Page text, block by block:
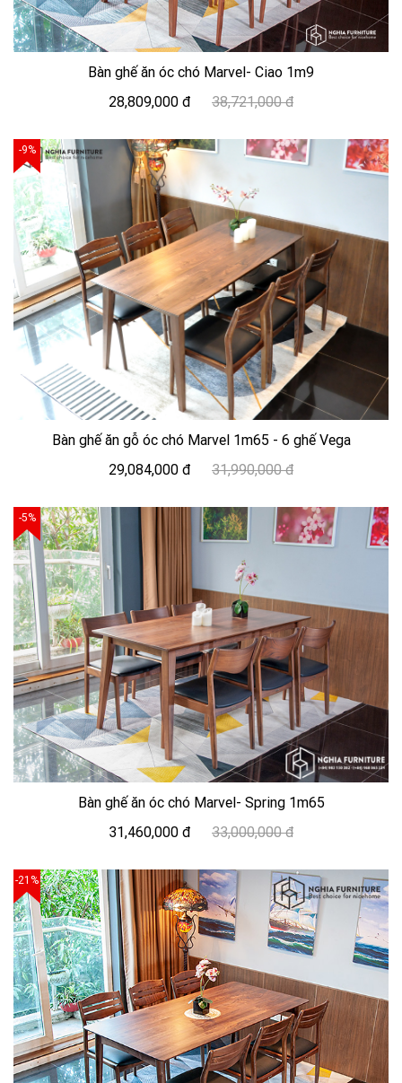
Bàn ghế ăn óc chó Marvel- Ciao 1m9
28,809,000 đ
38,721,000 đ
-9%
Bàn ghế ăn gỗ óc chó Marvel 1m65 - 6 ghế Vega
29,084,000 đ
31,990,000 đ
-5%
Bàn ghế ăn óc chó Marvel- Spring 1m65
31,460,000 đ
33,000,000 đ
-21%